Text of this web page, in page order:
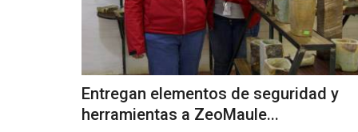
Entregan elementos de seguridad y
herramientas a ZeoMaule...